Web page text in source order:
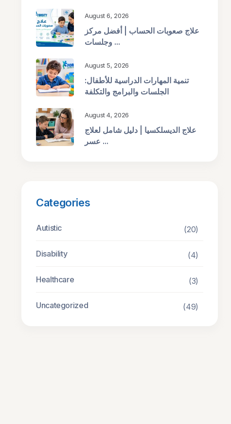
August 6, 2026
علاج صعوبات الحساب | أفضل مركز
وجلسات ...
August 5, 2026
تنمية المهارات الدراسية للأطفال:
الجلسات والبرامج والتكلفة
August 4, 2026
علاج الديسلكسيا | دليل شامل لعلاج
عسر ...
Categories
Autistic (20)
Disability (4)
Healthcare (3)
Uncategorized (49)